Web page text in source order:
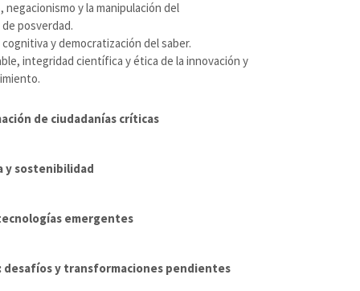
y la manipulación del
posverdad.
y democratización del saber.
integridad científica y ética de la innovación y
de ciudadanías críticas
y sostenibilidad
emergentes
desafíos y transformaciones pendientes